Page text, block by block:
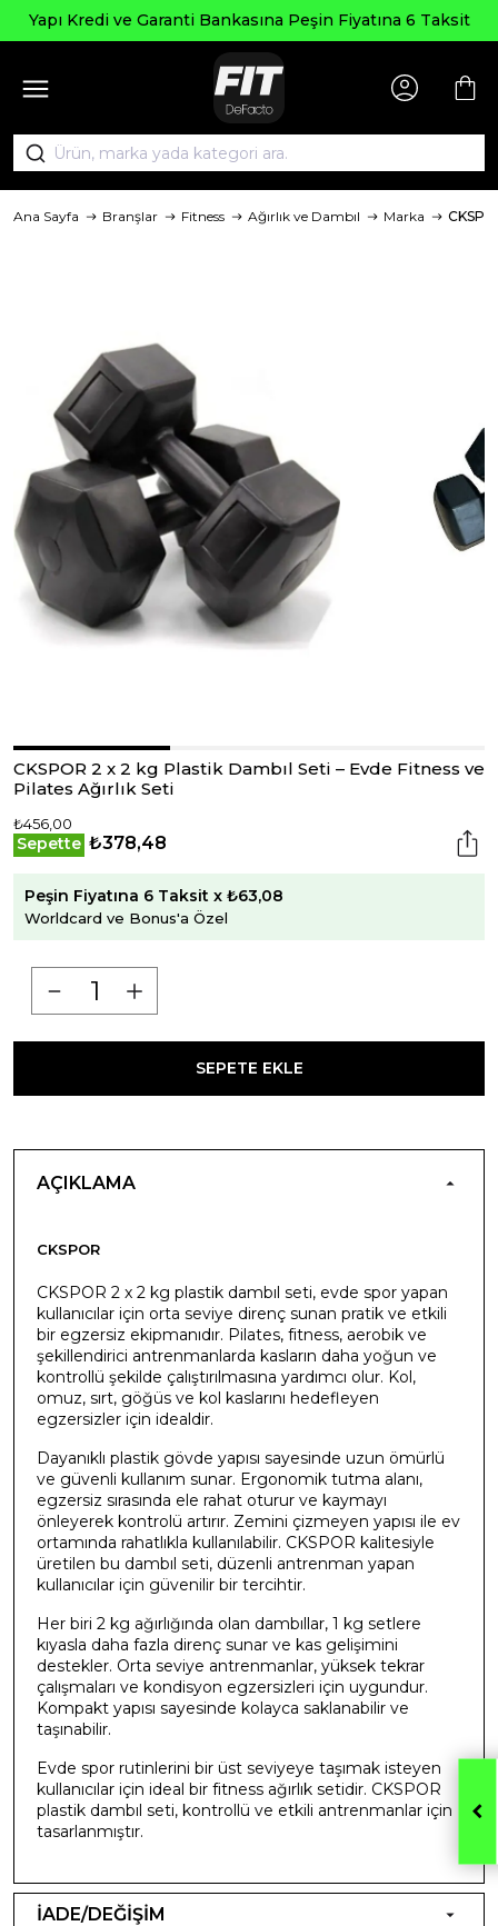
Kredi ve Garanti Bankasına Peşin Fiyatına 6 Taksit
Ana Sayfa Branşlar Fitness Ağırlık ve Dambıl Marka
CKSPOR 2 x 2 kg Plastik Dambıl Seti – Evde Fitness ve
Pilates Ağırlık Seti
₺456,00
Sepette ₺378,48
Peşin Fiyatına 6 Taksit x ₺63,08
Worldcard ve Bonus'a Özel
SEPETE EKLE
AÇIKLAMA
CKSPOR
CKSPOR 2 x 2 kg plastik dambıl seti, evde spor yapan
kullanıcılar için orta seviye direnç sunan pratik ve etkili
bir egzersiz ekipmanıdır. Pilates, fitness, aerobik ve
şekillendirici antrenmanlarda kasların daha yoğun ve
kontrollü şekilde çalıştırılmasına yardımcı olur. Kol,
omuz, sırt, göğüs ve kol kaslarını hedefleyen
egzersizler için idealdir.
Dayanıklı plastik gövde yapısı sayesinde uzun ömürlü
ve güvenli kullanım sunar. Ergonomik tutma alanı,
egzersiz sırasında ele rahat oturur ve kaymayı
önleyerek kontrolü artırır. Zemini çizmeyen yapısı ile ev
ortamında rahatlıkla kullanılabilir. CKSPOR kalitesiyle
üretilen bu dambıl seti, düzenli antrenman yapan
kullanıcılar için güvenilir bir tercihtir.
Her biri 2 kg ağırlığında olan dambıllar, 1 kg setlere
kıyasla daha fazla direnç sunar ve kas gelişimini
destekler. Orta seviye antrenmanlar, yüksek tekrar
çalışmaları ve kondisyon egzersizleri için uygundur.
Kompakt yapısı sayesinde kolayca saklanabilir ve
taşınabilir.
Evde spor rutinlerini bir üst seviyeye taşımak isteyen
kullanıcılar için ideal bir fitness ağırlık setidir. CKSPOR
plastik dambıl seti, kontrollü ve etkili antrenmanlar için
tasarlanmıştır.
İADE/DEĞİŞİM